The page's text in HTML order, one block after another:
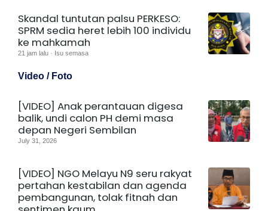
Skandal tuntutan palsu PERKESO:
SPRM sedia heret lebih 100 individu
ke mahkamah
21 jam lalu · Isu semasa
Video / Foto
[VIDEO] Anak perantauan digesa
balik, undi calon PH demi masa
depan Negeri Sembilan
July 31, 2026
[VIDEO] NGO Melayu N9 seru rakyat
pertahan kestabilan dan agenda
pembangunan, tolak fitnah dan